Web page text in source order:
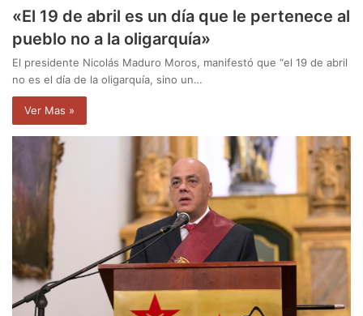
«El 19 de abril es un día que le pertenece al
pueblo no a la oligarquía»
El presidente Nicolás Maduro Moros, manifestó que “el 19 de abril
no es el día de la oligarquía, sino un…
Ver Mas »